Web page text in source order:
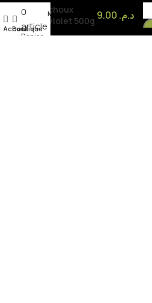
choux
violet 500g
د.م.
Accueil
Boutique
0
article
Panier
Mon compte